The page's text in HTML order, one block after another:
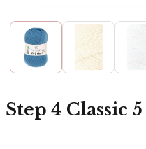
Step 4 Classic